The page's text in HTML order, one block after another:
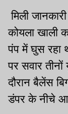
मिली
कोयला खाली
पंप में घुस रहा
पर सवार
दौरान बैलेंस
डंपर के नीचे